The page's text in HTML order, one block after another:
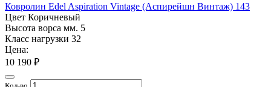
Ковролин Edel Aspiration Vintage (Аспирейшн Винтаж) 143
Цвет Коричневый
Высота ворса мм. 5
Класс нагрузки 32
Цена:
10 190 ₽